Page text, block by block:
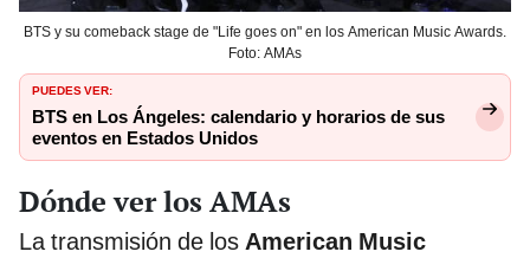
BTS y su comeback stage de "Life goes on" en los American Music Awards.
Foto: AMAs
PUEDES VER:
BTS en Los Ángeles: calendario y horarios de sus
eventos en Estados Unidos
Dónde ver los AMAs
La transmisión de los American Music